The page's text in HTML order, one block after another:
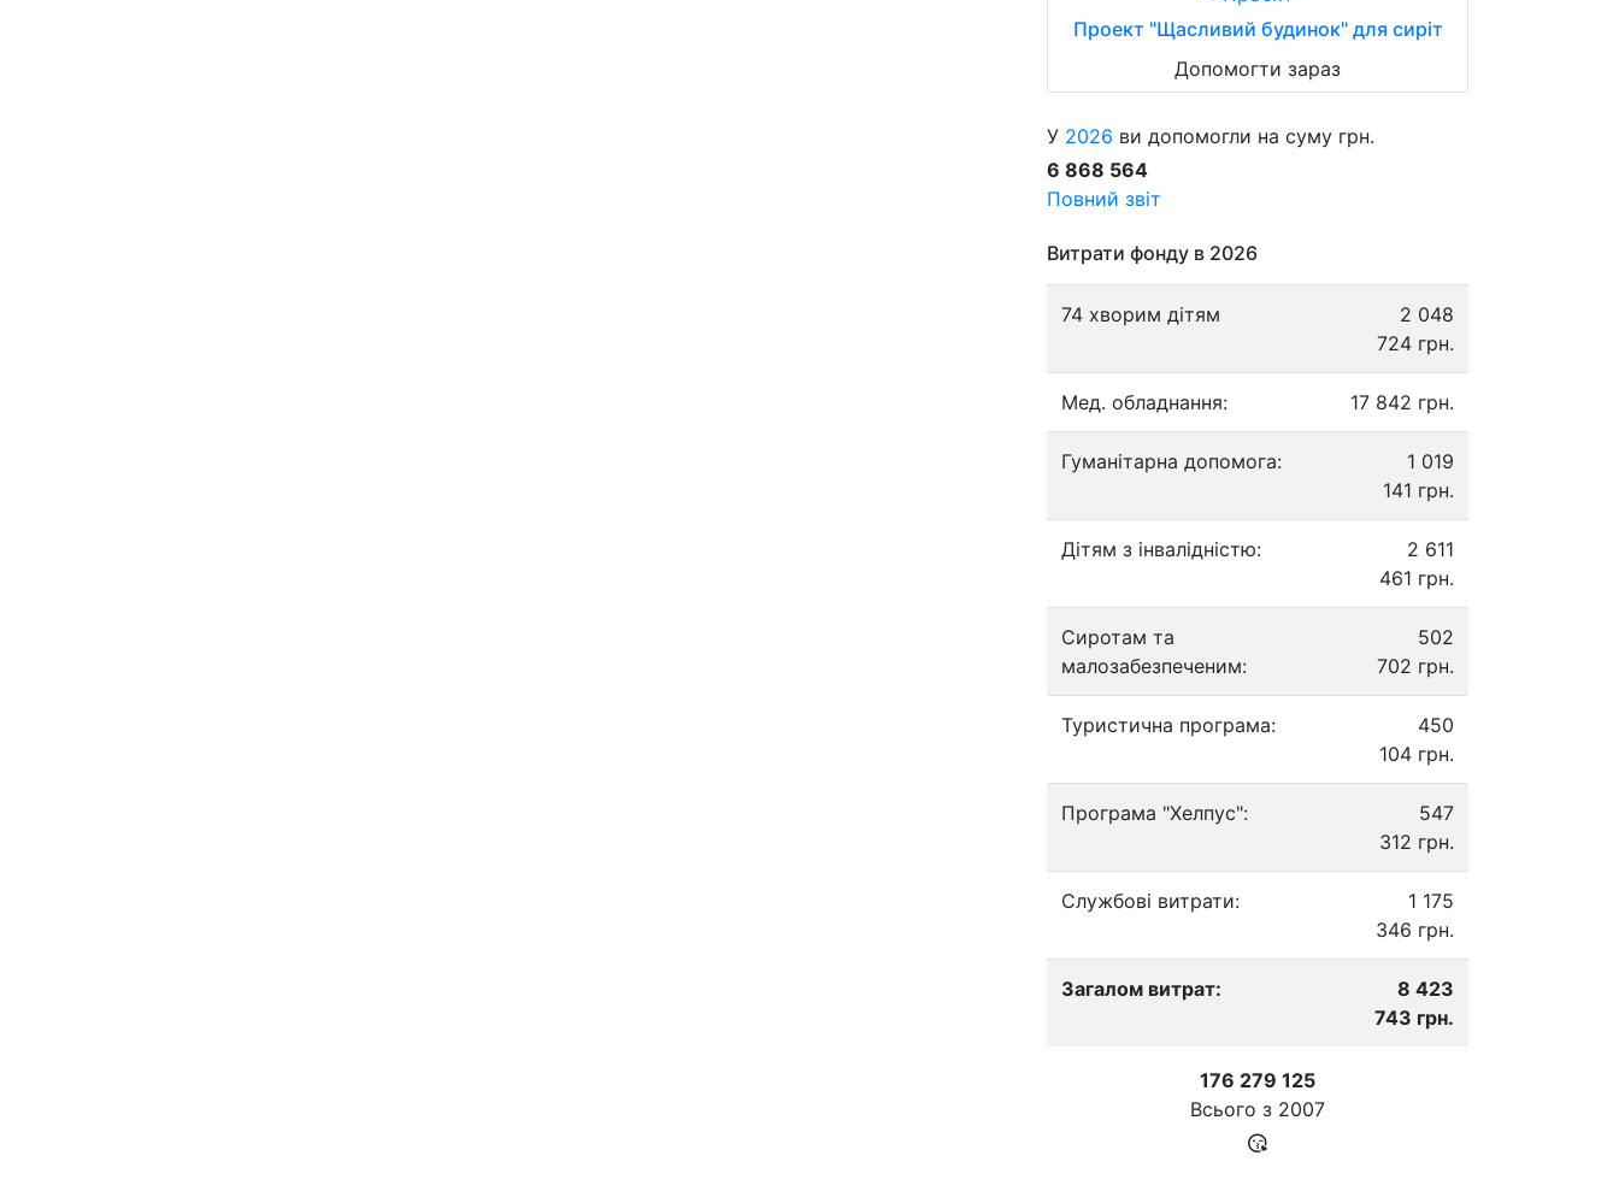
Проект "Щасливий будинок" для сиріт
Допомогти зараз
У 2026 ви допомогли на суму грн.
6 868 564
Повний звіт
Витрати фонду в 2026
74 хворим дітям
2 048
724 грн.
Мед. обладнання: 17 842 грн.
Гуманітарна допомога:
1 019
141 грн.
Дітям з інвалідністю:
2 611
461 грн.
Сиротам та
малозабезпеченим:
502
702 грн.
Туристична програма:
450
104 грн.
Програма "Хелпус":
547
312 грн.
Службові витрати:
1 175
346 грн.
Загалом витрат:
8 423
743 грн.
176 279 125
Всього з 2007